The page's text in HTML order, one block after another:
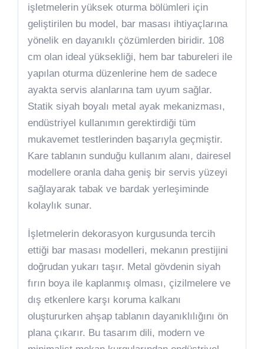
işletmelerin yüksek oturma bölümleri için
geliştirilen bu model, bar masası ihtiyaçlarına
yönelik en dayanıklı çözümlerden biridir. 108
cm olan ideal yüksekliği, hem bar tabureleri ile
yapılan oturma düzenlerine hem de sadece
ayakta servis alanlarına tam uyum sağlar.
Statik siyah boyalı metal ayak mekanizması,
endüstriyel kullanımın gerektirdiği tüm
mukavemet testlerinden başarıyla geçmiştir.
Kare tablanın sunduğu kullanım alanı, dairesel
modellere oranla daha geniş bir servis yüzeyi
sağlayarak tabak ve bardak yerleşiminde
kolaylık sunar.
İşletmelerin dekorasyon kurgusunda tercih
ettiği bar masası modelleri, mekanın prestijini
doğrudan yukarı taşır. Metal gövdenin siyah
fırın boya ile kaplanmış olması, çizilmelere ve
dış etkenlere karşı koruma kalkanı
oluştururken ahşap tablanın dayanıklılığını ön
plana çıkarır. Bu tasarım dili, modern ve